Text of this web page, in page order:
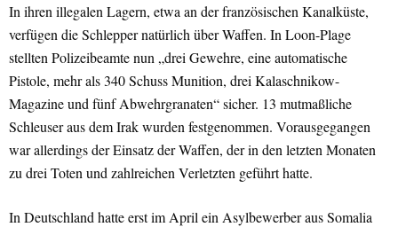
In ihren illegalen Lagern, etwa an der französischen Kanalküste,
verfügen die Schlepper natürlich über Waffen. In Loon-Plage
stellten Polizeibeamte nun „drei Gewehre, eine automatische
Pistole, mehr als 340 Schuss Munition, drei Kalaschnikow-
Magazine und fünf Abwehrgranaten“ sicher. 13 mutmaßliche
Schleuser aus dem Irak wurden festgenommen. Vorausgegangen
war allerdings der Einsatz der Waffen, der in den letzten Monaten
zu drei Toten und zahlreichen Verletzten geführt hatte.
In Deutschland hatte erst im April ein Asylbewerber aus Somalia